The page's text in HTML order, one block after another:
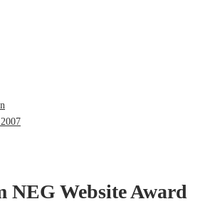
NEG Website Award